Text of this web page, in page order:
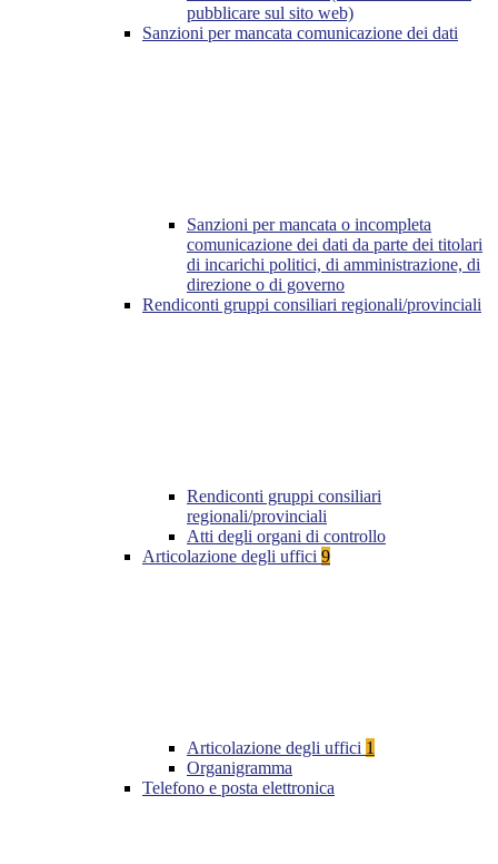
pubblicare sul sito web)
Sanzioni per mancata comunicazione dei dati
Sanzioni per mancata o incompleta
comunicazione dei dati da parte dei titolari
di incarichi politici, di amministrazione, di
direzione o di governo
Rendiconti gruppi consiliari regionali/provinciali
Rendiconti gruppi consiliari
regionali/provinciali
Atti degli organi di controllo
Articolazione degli uffici 9
Articolazione degli uffici 1
Organigramma
Telefono e posta elettronica